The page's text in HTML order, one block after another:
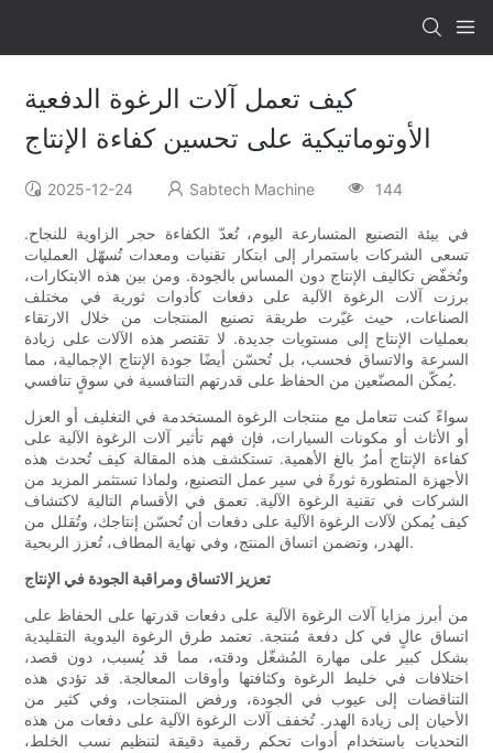
كيف تعمل آلات الرغوة الدفعية
الأوتوماتيكية على تحسين كفاءة الإنتاج
2025-12-24 Sabtech Machine 144
في بيئة التصنيع المتسارعة اليوم، تُعدّ الكفاءة حجر الزاوية للنجاح.
تسعى الشركات باستمرار إلى ابتكار تقنيات ومعدات تُسهّل العمليات
وتُخفّض تكاليف الإنتاج دون المساس بالجودة. ومن بين هذه الابتكارات،
برزت آلات الرغوة الآلية على دفعات كأدوات ثورية في مختلف
الصناعات، حيث غيّرت طريقة تصنيع المنتجات من خلال الارتقاء
بعمليات الإنتاج إلى مستويات جديدة. لا تقتصر هذه الآلات على زيادة
السرعة والاتساق فحسب، بل تُحسّن أيضًا جودة الإنتاج الإجمالية، مما
يُمكّن المصنّعين من الحفاظ على قدرتهم التنافسية في سوقٍ تنافسي.
سواءً كنت تتعامل مع منتجات الرغوة المستخدمة في التغليف أو العزل
أو الأثاث أو مكونات السيارات، فإن فهم تأثير آلات الرغوة الآلية على
كفاءة الإنتاج أمرٌ بالغ الأهمية. تستكشف هذه المقالة كيف تُحدث هذه
الأجهزة المتطورة ثورةً في سير عمل التصنيع، ولماذا تستثمر المزيد من
الشركات في تقنية الرغوة الآلية. تعمق في الأقسام التالية لاكتشاف
كيف يُمكن لآلات الرغوة الآلية على دفعات أن تُحسّن إنتاجك، وتُقلل من
الهدر، وتضمن اتساق المنتج، وفي نهاية المطاف، تُعزز الربحية.
تعزيز الاتساق ومراقبة الجودة في الإنتاج
من أبرز مزايا آلات الرغوة الآلية على دفعات قدرتها على الحفاظ على
اتساق عالٍ في كل دفعة مُنتجة. تعتمد طرق الرغوة اليدوية التقليدية
بشكل كبير على مهارة المُشغّل ودقته، مما قد يُسبب، دون قصد،
اختلافات في خليط الرغوة وكثافتها وأوقات المعالجة. قد تؤدي هذه
التناقضات إلى عيوب في الجودة، ورفض المنتجات، وفي كثير من
الأحيان إلى زيادة الهدر. تُخفف آلات الرغوة الآلية على دفعات من هذه
التحديات باستخدام أدوات تحكم رقمية دقيقة لتنظيم نسب الخلط،